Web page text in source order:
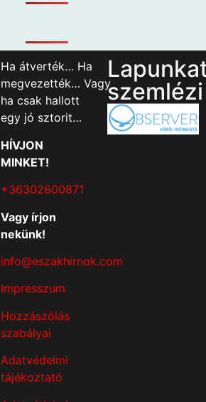
Ha átverték… Ha
megvezették… Vagy
ha csak hallott
egy jó sztorit…
HÍVJON
MINKET!
+36302600871
Vagy írjon
nekünk!
info@eszakhirnok.com
Impresszum
Hozzászólás
szabályai
Adatvédelmi
tájékoztató
szemlézi